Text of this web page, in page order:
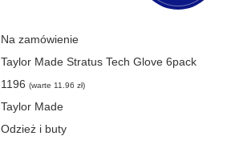
Na zamówienie
Taylor Made Stratus Tech Glove 6pack
1196 (warte 11.96 zł)
Taylor Made
Odzież i buty